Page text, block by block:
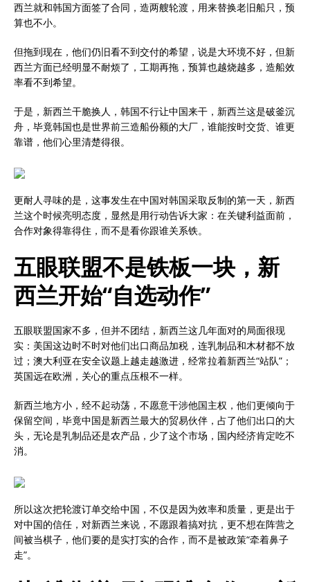
西兰就和韩国方面签了合同，造两艘轮渡，用来替换老旧船只，预
算也不小。
但拖到现在，他们仍旧看不到交付的希望，说是大环境不好，但新
西兰方面已经明显不耐烦了，工期再拖，预算也越烧越多，造船效
率看不到希望。
于是，新西兰干脆换人，韩国不行让中国来干，新西兰这是破釜沉
舟，毕竟韩国也是世界前三造船份额的大厂，谁能按时交货、谁更
靠谱，他们心里清楚得很。
更耐人寻味的是，这事发生在中国对韩国采取反制的第一天，新西
兰这个时候亮明态度，显然是用行动告诉大家：在关键利益面前，
合作对象得靠得住，而不是看你跟谁关系铁。
五眼联盟不是铁板一块，新
西兰开始“自选动作”
五眼联盟国家不多，但并不团结，新西兰这几年面对的局面很现
实：美国这边时不时对他们出口商品加税，连乳制品和木材都不放
过；澳大利亚在安全议题上越走越激进，经常拉着新西兰“站队”；
英国远在欧洲，关心的重点压根不一样。
新西兰地方小，经不起动荡，不愿意干涉他国主权，他们更倾向于
保留空间，毕竟中国是新西兰最大的贸易伙伴，占了他们出口的大
头，无论是乳制品还是农产品，少了这个市场，国内经济肯定吃不
消。
所以这次把轮渡订单交给中国，不仅是因为效率和质量，更是出于
对中国的信任，对新西兰来说，不愿跟着搞对抗，更不想在阵营之
间被当棋子，他们要的是实打实的合作，而不是被政策“牵着鼻子
走”。